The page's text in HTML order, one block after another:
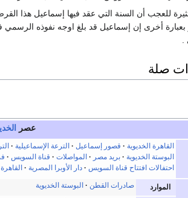
للعجب أن السنة التي عقد فيها إسماعيل هذا
بعبارة أخرى إن إسماعيل قد بلغ اوجه نفوذه الرسمي
صلة
عصر
القاهرة الخديوية قصور إسماعيل الترعة الإسماعيلية
البوستة الخديوية
بريد مصر المواصلات قناة السويس
احتفالات افتتاح قناة السويس
دار الأوبرا المصرية
الموارد صادرات القطن البوستة الخديوية